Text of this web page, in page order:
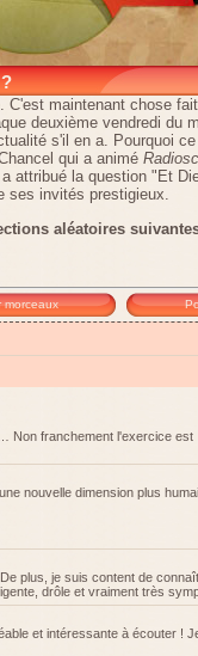
C'est maintenant chose
deuxième vendredi du
s'il en a. Pourquoi
qui a animé
attribué la question "Et
ses invités prestigieux.
aléatoires
morceaux
Non franchement l'exercice est
nouvelle dimension plus
plus, je suis content de
drôle et vraiment très
et intéressante à écouter !